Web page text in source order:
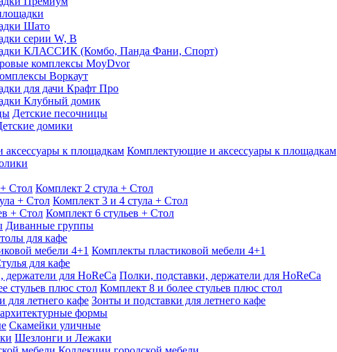
Шато
серии W, В
КЛАССИК (Комбо, Панда Фани, Спорт)
комплексы MoyDvor
Воркаут
для дачи Крафт Про
Клубный домик
Детские песочницы
домики
Комплектующие и аксессуары к площадкам
Комплект 2 стула + Стол
Комплект 3 и 4 стула + Стол
Комплект 6 стульев + Стол
Диванные группы
для кафе
Комплекты пластиковой мебели 4+1
для кафе
Полки, подставки, держатели для HoReCa
Комплект 8 и более стульев плюс стол
Зонты и подставки для летнего кафе
формы
Скамейки уличные
Шезлонги и Лежаки